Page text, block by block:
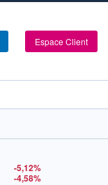
Espace Client
-5,12%
-4,58%